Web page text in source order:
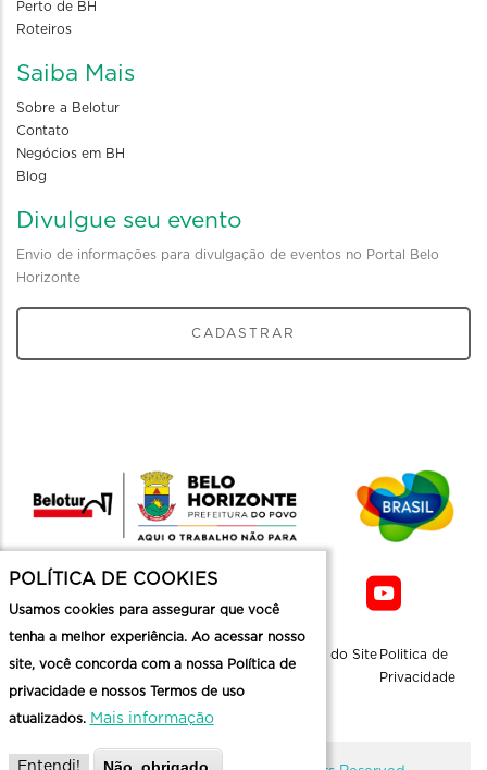
Perto de BH
Roteiros
Saiba Mais
Sobre a Belotur
Contato
Negócios em BH
Blog
Divulgue seu evento
Envio de informações para divulgação de eventos no Portal Belo
Horizonte
CADASTRAR
Mapa do Site Politica de
Privacidade
POLÍTICA DE COOKIES
Usamos cookies para assegurar que você
tenha a melhor experiência. Ao acessar nosso
site, você concorda com a nossa Política de
privacidade e nossos Termos de uso
atualizados. Mais informação
Entendi!